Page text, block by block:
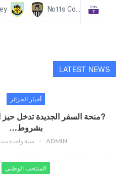
LATEST NEWS
أخبار الجزائر
بشروط…
ADMIN سنة واحدة منذ
المنتخب الوطني